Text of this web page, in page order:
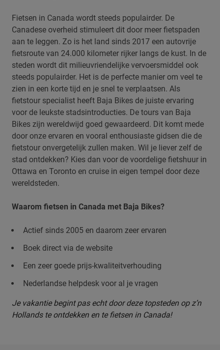
Fietsen in Canada wordt steeds populairder. De
Canadese overheid stimuleert dit door meer fietspaden
aan te leggen. Zo is het land sinds 2017 een autovrije
fietsroute van 24.000 kilometer rijker langs de kust. In de
steden wordt dit milieuvriendelijke vervoersmiddel ook
steeds populairder. Het is de perfecte manier om veel te
zien in een korte tijd en je snel te verplaatsen. Als
fietstour specialist heeft Baja Bikes de juiste ervaring
voor de leukste stadsintroducties. De tours van Baja
Bikes zijn wereldwijd goed gewaardeerd. Dit komt mede
door onze ervaren en vooral enthousiaste gidsen die de
fietstour onvergetelijk zullen maken. Wil je liever zelf de
stad ontdekken? Kies dan voor de voordelige fietshuur in
Ottawa en Toronto en cruise in eigen tempel door deze
wereldsteden.
Waarom fietsen in Canada met Baja Bikes?
Actief sinds 2005 en daarom zeer ervaren
Boek direct via de website
Een zeer goede prijs-kwaliteitverhouding
Nederlandse helpdesk voor al je vragen
Je vakantie begint pas echt door deze topsteden op z’n
Hollands te ontdekken en te fietsen in Canada!